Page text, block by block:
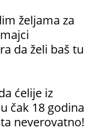
željama za
da želi baš tu
ćelije iz
čak 18 godina
neverovatno!